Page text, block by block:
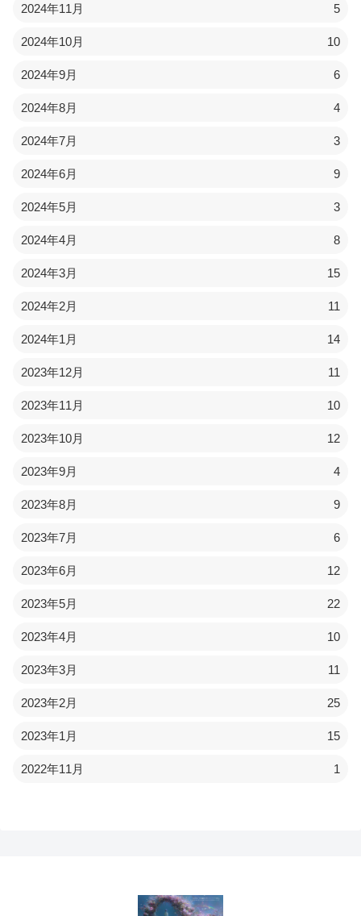
2024年11月 5
2024年10月 10
2024年9月 6
2024年8月 4
2024年7月 3
2024年6月 9
2024年5月 3
2024年4月 8
2024年3月 15
2024年2月 11
2024年1月 14
2023年12月 11
2023年11月 10
2023年10月 12
2023年9月 4
2023年8月 9
2023年7月 6
2023年6月 12
2023年5月 22
2023年4月 10
2023年3月 11
2023年2月 25
2023年1月 15
2022年11月 1